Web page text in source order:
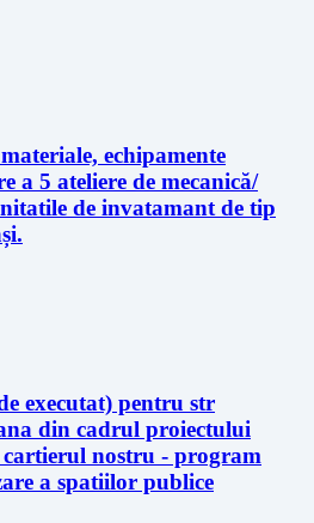
echipamente
a 5 ateliere de mecanică/
de invatamant de tip
executat) pentru str
din cadrul proiectului
cartierul nostru - program
a spatiilor publice